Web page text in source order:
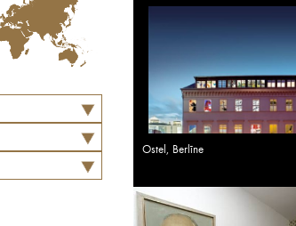
Ostel, Berlīne